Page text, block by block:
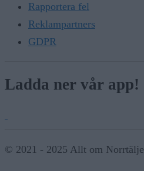
Rapportera fel
Reklampartners
GDPR
Ladda ner vår app!
© 2021 - 2025 Allt om Norrtälje